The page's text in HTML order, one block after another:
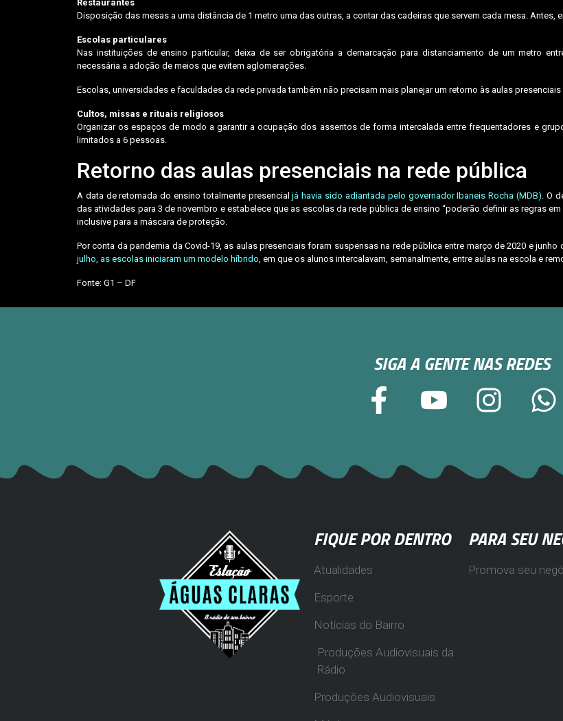
Restaurantes
Disposição das mesas a uma distância de 1 metro uma das outras, a contar das cadeiras que servem cada mesa. Antes,
Escolas particulares
Nas instituições de ensino particular, deixa de ser obrigatória a demarcação para distanciamento de um metro
necessária a adoção de meios que evitem aglomerações.
Escolas, universidades e faculdades da rede privada também não precisam mais planejar um retorno às aulas presenciais
Cultos, missas e rituais religiosos
Organizar os espaços de modo a garantir a ocupação dos assentos de forma intercalada entre frequentadores e
limitados a 6 pessoas.
Retorno das aulas presenciais na rede pública
A data de retomada do ensino totalmente presencial já havia sido adiantada pelo governador Ibaneis Rocha (MDB) . O
das atividades para 3 de novembro e estabelece que as escolas da rede pública de ensino “poderão definir as regras em
inclusive para a máscara de proteção.
Por conta da pandemia da Covid-19, as aulas presenciais foram suspensas na rede pública entre março de 2020 e junho
julho, as escolas iniciaram um modelo híbrido , em que os alunos intercalavam, semanalmente, entre aulas na escola e
Fonte: G1 – DF
SIGA A GENTE NAS REDES
FIQUE POR DENTRO
Atualidades
Esporte
Notícias do Bairro
Produções Audiovisuais da
Rádio
Produções Audiovisuais
PARA SEU
Promova seu